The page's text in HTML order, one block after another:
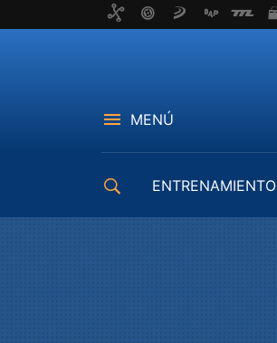
MENÚ
ENTRENAMIENTO